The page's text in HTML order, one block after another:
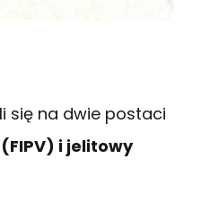
się na dwie postaci
i jelitowy